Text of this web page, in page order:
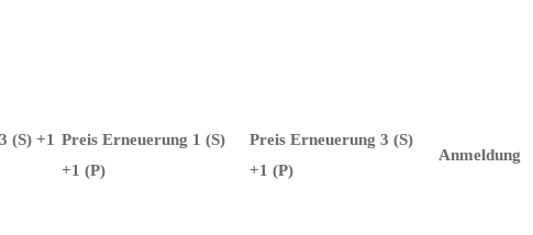
(S) +1 Preis Erneuerung 1 (S)
+1 (P)
Preis Erneuerung 3 (S)
+1 (P)
Anmeldung